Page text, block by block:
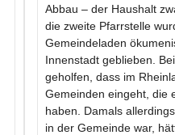
Abbau – der Haushalt
die zweite Pfarrstelle
Gemeindeladen
Innenstadt geblieben.
geholfen, dass im
Gemeinden eingeht, die
haben. Damals
in der Gemeinde war,